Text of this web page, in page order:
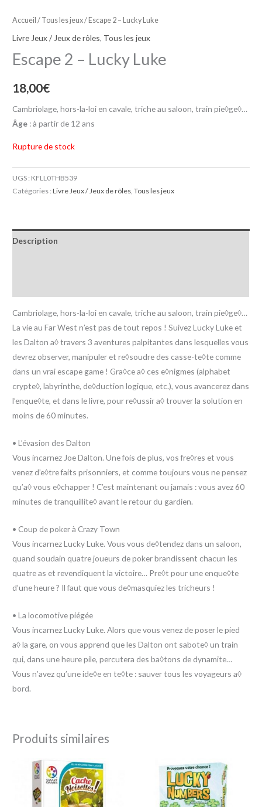
Accueil / Tous les jeux/ Escape 2 – Lucky Luke
Livre Jeux / Jeux de rôles, Tous les jeux
Escape 2 – Lucky Luke
18,00€
Cambriolage, hors-la-loi en cavale, triche au saloon, train pie◊ge◊…
Âge : à partir de 12 ans
Rupture de stock
UGS : KFLL0THB539
Catégories :Livre Jeux / Jeux de rôles ,Tous les jeux
Description
Cambriolage, hors-la-loi en cavale, triche au saloon, train pie◊ge◊…
La vie au Far West n’est pas de tout repos ! Suivez Lucky Luke et
les Dalton a◊ travers 3 aventures palpitantes dans lesquelles vous
devrez observer, manipuler et re◊soudre des casse-te◊te comme
dans un vrai escape game ! Gra◊ce a◊ ces e◊nigmes (alphabet
crypte◊, labyrinthe, de◊duction logique, etc.), vous avancerez dans
l’enque◊te, et dans le livre, pour re◊ussir a◊ trouver la solution en
moins de 60 minutes.
• L’évasion des Dalton
Vous incarnez Joe Dalton. Une fois de plus, vos fre◊res et vous
venez d’e◊tre faits prisonniers, et comme toujours vous ne pensez
qu’a◊ vous e◊chapper ! C’est maintenant ou jamais : vous avez 60
minutes de tranquillite◊ avant le retour du gardien.
• Coup de poker à Crazy Town
Vous incarnez Lucky Luke. Vous vous de◊tendez dans un saloon,
quand soudain quatre joueurs de poker brandissent chacun les
quatre as et revendiquent la victoire… Pre◊t pour une enque◊te
d’une heure ? Il faut que vous de◊masquiez les tricheurs !
• La locomotive piégée
Vous incarnez Lucky Luke. Alors que vous venez de poser le pied
a◊ la gare, on vous apprend que les Dalton ont sabote◊ un train
qui, dans une heure pile, percutera des ba◊tons de dynamite…
Vous n’avez qu’une ide◊e en te◊te : sauver tous les voyageurs a◊
bord.
Produits similaires